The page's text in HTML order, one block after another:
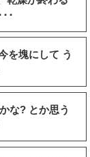
･
を塊にして う
な? とか思う